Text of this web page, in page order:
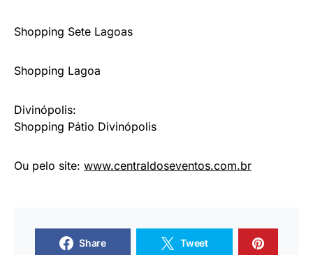
Shopping Sete Lagoas
Shopping Lagoa
Divinópolis:
Shopping Pátio Divinópolis
Ou pelo site: www.centraldoseventos.com.br
Share Tweet